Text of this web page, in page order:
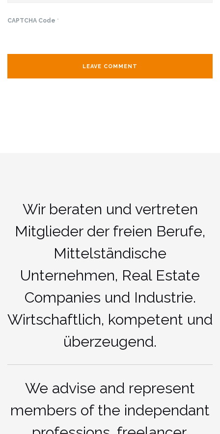
CAPTCHA Code *
Wir beraten und vertreten
Mitglieder der freien Berufe,
Mittelständische
Unternehmen, Real Estate
Companies und Industrie.
Wirtschaftlich, kompetent und
überzeugend.
We advise and represent
members of the independant